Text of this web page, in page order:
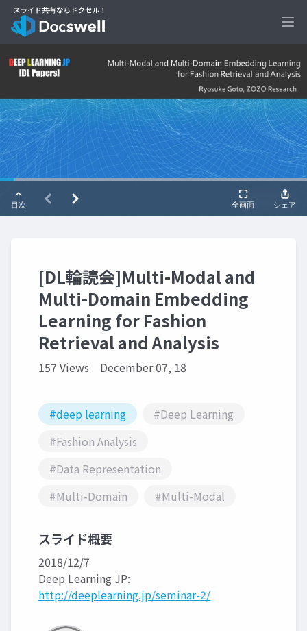
[DL輪読会]Multi-Modal and
Multi-Domain Embedding
Learning for Fashion
Retrieval and Analysis
157 Views December 07, 18
#deep learning
#Deep Learning
#Fashion Analysis
#Data Representation
#Multi-Domain
#Multi-Modal
スライド概要
2018/12/7
Deep Learning JP:
http://deeplearning.jp/seminar-2/